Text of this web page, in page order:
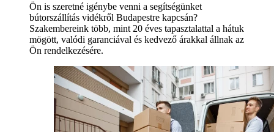
Ön is szeretné igénybe venni a segítségünket
bútorszállítás vidékről Budapestre kapcsán?
Szakembereink több, mint 20 éves tapasztalattal a hátuk
mögött, valódi garanciával és kedvező árakkal állnak az
Ön rendelkezésére.